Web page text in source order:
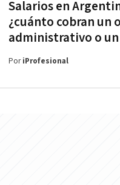
Salarios en
¿cuánto cobran un
administrativo o
PoriProfesional